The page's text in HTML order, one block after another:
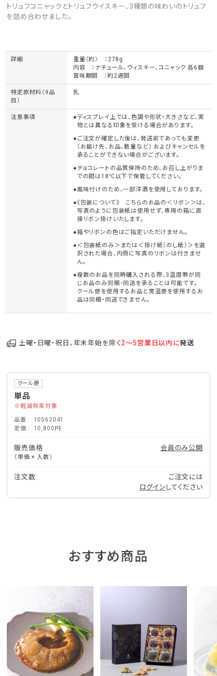
トリュフコニャックとトリュフウイスキー、3種類の味わいのトリュフ
を詰め合わせました。
詳細
重量〈約〉 ：278g
内容 ：ナチュール、ウィスキー、コニャック 各6個
賞味期間 ：約2週間
特定原材料（9品
目）
乳
注意事項
ディスプレイ上では、色調や形状・大きさなど、実
物とは異なる印象を受ける場合があります。
ご注文が確定した後は、発送前であっても変更
（お届け先、お品、数量など） およびキャンセルを
承ることができない場合がございます。
チョコレートの品質保持のため、お召し上がりま
での間は18℃以下で保管してください。
風味付けのため、一部洋酒を使用しております。
《包装について》 こちらのお品の＜リボン＞は、
写真のように包装紙は使用せず、専用の箱に直
接リボン掛けいたします。
箱やリボンの色はご指定いただけません。
＜包装紙のみ＞または＜掛け紙（のし紙）＞を選
択された場合、内側に写真のリボンは付きませ
ん。
複数のお品を同時購入される際、3温度帯が同
じお品のみ同梱・同送を承ることは可能です。
クール便を使用するお品と常温便を使用するお
品は同梱・同送できません。
土曜・日曜・祝日、年末年始を除く2～5営業日以内に発送
クール便
単品
軽減税率対象
品番
10562041
定価
10,800円
販売価格
（単価 × 入数）
会員のみ公開
注文数
ご注文には
ログインしてください
おすすめ商品